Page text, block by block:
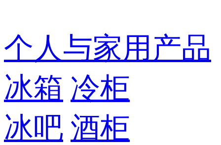
个人与家用产品
冰箱 冷柜
冰吧 酒柜